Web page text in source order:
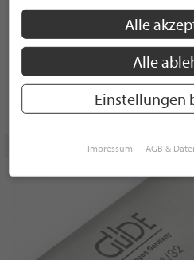
Alle
Alle
Einstellungen
Impressum AGB &